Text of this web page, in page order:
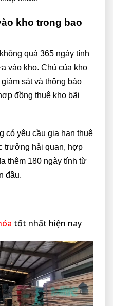
kho trong bao
quá 365 ngày tính
vào kho. Chủ của kho
sát và thông báo
đồng thuê kho bãi
có yêu cầu gia hạn thuê
trưởng hải quan, hợp
thêm 180 ngày tính từ
đầu.
tốt nhất hiện nay